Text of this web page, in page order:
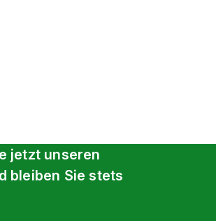
jetzt unseren
bleiben Sie stets